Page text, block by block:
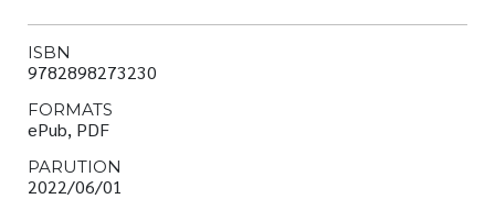
ISBN
9782898273230
FORMATS
ePub, PDF
PARUTION
2022/06/01